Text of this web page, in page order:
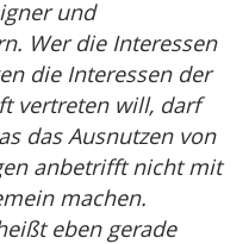
und
Wer die Interessen
die Interessen der
vertreten will, darf
das Ausnutzen von
anbetrifft nicht mit
machen.
eben gerade